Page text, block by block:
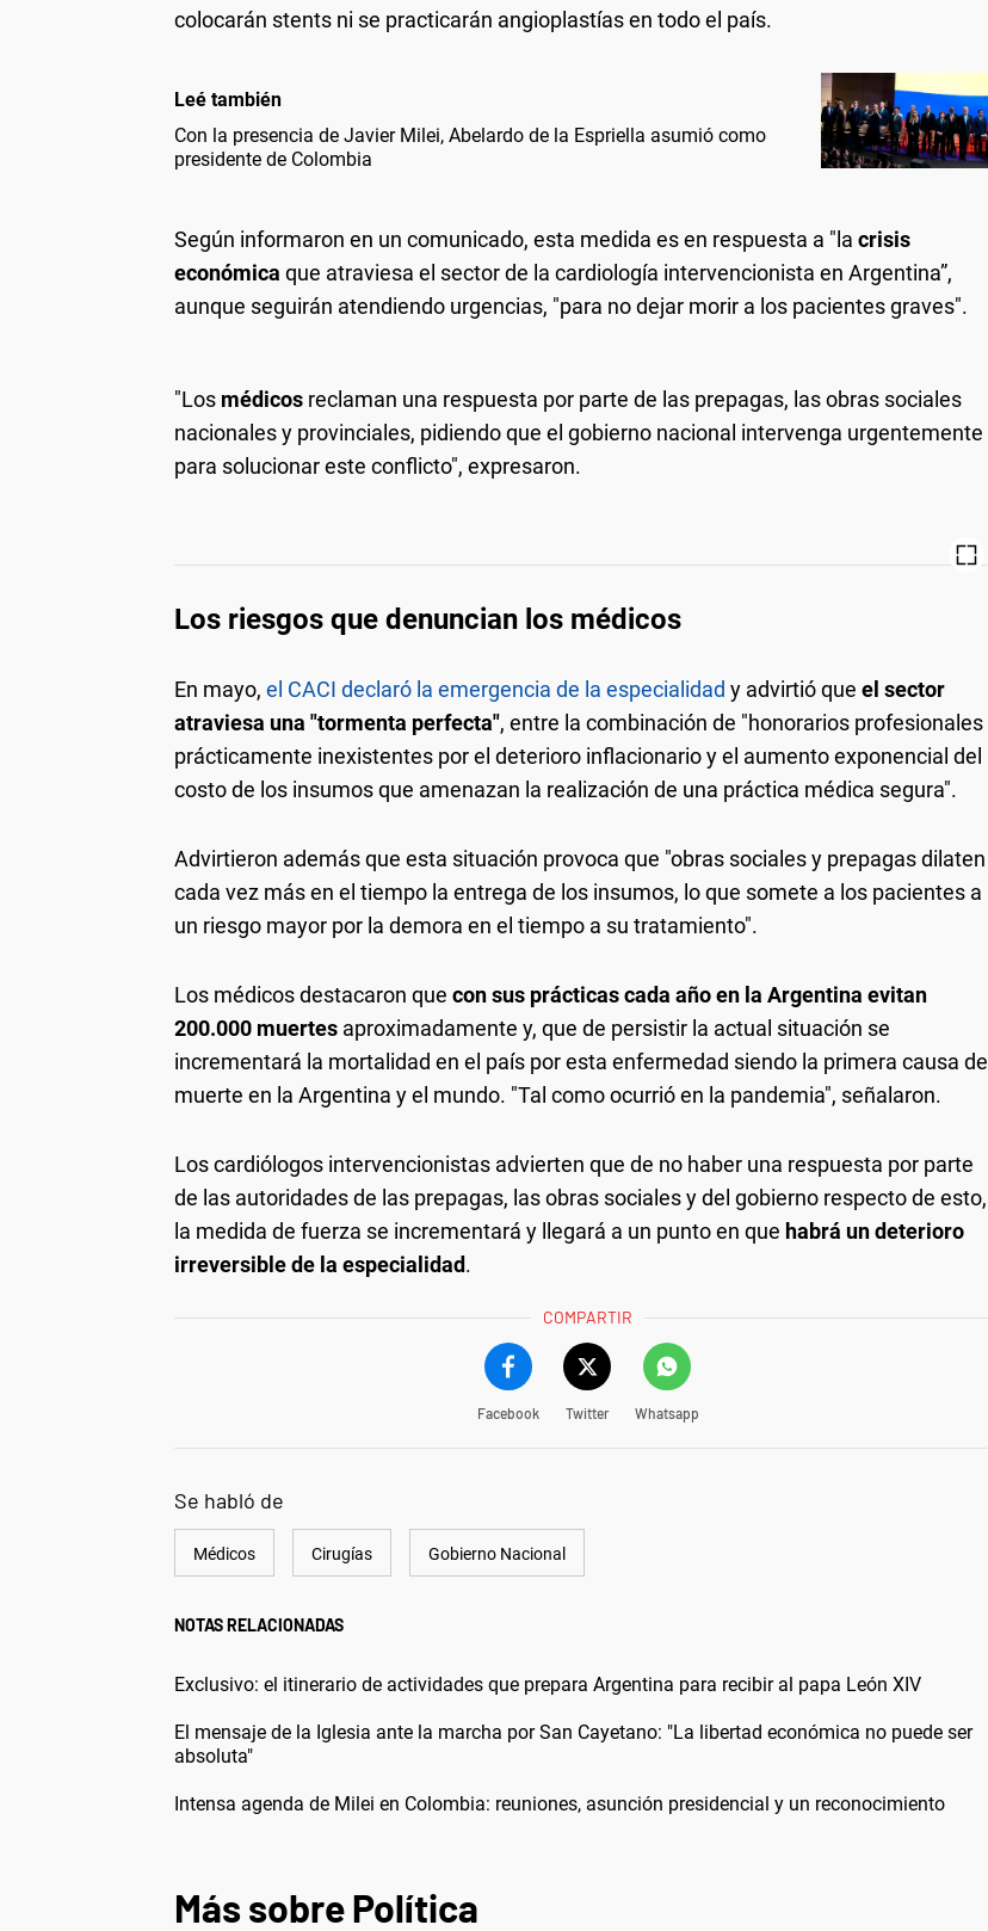
colocarán stents ni se practicarán angioplastías en todo el país.
Leé también
Con la presencia de Javier Milei, Abelardo de la Espriella asumió como
presidente de Colombia
Según informaron en un comunicado, esta medida es en respuesta a "la crisis
económica que atraviesa el sector de la cardiología intervencionista en Argentina”,
aunque seguirán atendiendo urgencias, "para no dejar morir a los pacientes graves".
"Los médicos reclaman una respuesta por parte de las prepagas, las obras sociales
nacionales y provinciales, pidiendo que el gobierno nacional intervenga urgentemente
para solucionar este conflicto", expresaron.
Los riesgos que denuncian los médicos
En mayo, el CACI declaró la emergencia de la especialidad y advirtió que el sector
atraviesa una "tormenta perfecta", entre la combinación de "honorarios profesionales
prácticamente inexistentes por el deterioro inflacionario y el aumento exponencial del
costo de los insumos que amenazan la realización de una práctica médica segura".
Advirtieron además que esta situación provoca que "obras sociales y prepagas dilaten
cada vez más en el tiempo la entrega de los insumos, lo que somete a los pacientes a
un riesgo mayor por la demora en el tiempo a su tratamiento".
Los médicos destacaron que con sus prácticas cada año en la Argentina evitan
200.000 muertes aproximadamente y, que de persistir la actual situación se
incrementará la mortalidad en el país por esta enfermedad siendo la primera causa de
muerte en la Argentina y el mundo. "Tal como ocurrió en la pandemia", señalaron.
Los cardiólogos intervencionistas advierten que de no haber una respuesta por parte
de las autoridades de las prepagas, las obras sociales y del gobierno respecto de esto,
la medida de fuerza se incrementará y llegará a un punto en que habrá un deterioro
irreversible de la especialidad.
COMPARTIR
Facebook Twitter Whatsapp
Se habló de
Médicos Cirugías Gobierno Nacional
NOTAS RELACIONADAS
Exclusivo: el itinerario de actividades que prepara Argentina para recibir al papa León XIV
El mensaje de la Iglesia ante la marcha por San Cayetano: "La libertad económica no puede ser
absoluta"
Intensa agenda de Milei en Colombia: reuniones, asunción presidencial y un reconocimiento
Más sobre Política